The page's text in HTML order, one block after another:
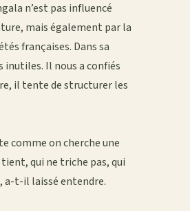
n’est pas influencé
mais également par la
françaises. Dans sa
inutiles. Il nous a confiés
il tente de structurer les
comme on cherche une
qui ne triche pas, qui
a-t-il laissé entendre.